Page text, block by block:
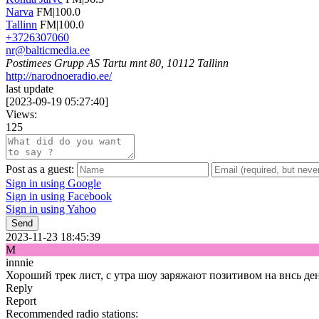
Narva FM|100.0
Tallinn FM|100.0
+3726307060
nr@balticmedia.ee
Postimees Grupp AS Tartu mnt 80, 10112 Tallinn
http://narodnoeradio.ee/
last update
[2023-09-19 05:27:40]
Views:
125
Post as a guest:
Sign in using Google
Sign in using Facebook
Sign in using Yahoo
Send
2023-11-23 18:45:39
M
innnie
Хороший трек лист, с утра шоу заряжают позитивом на внсь
Reply
Report
Recommended radio stations: